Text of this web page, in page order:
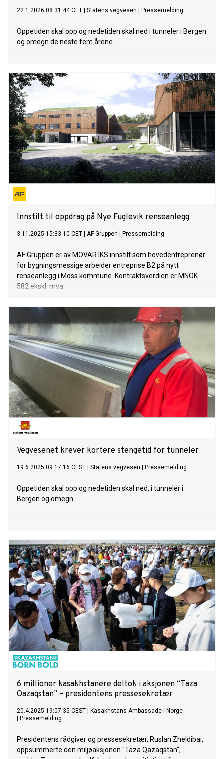
22.1.2026 08:31:44 CET Statens vegvesen Pressemelding
Oppetiden skal opp og nedetiden skal ned i tunneler i Bergen
og omegn de neste fem årene.
Innstilt til oppdrag på Nye Fuglevik renseanlegg
3.11.2025 15:33:10 CET AF Gruppen Pressemelding
AF Gruppen er av MOVAR IKS innstilt som hovedentreprenør
for bygningsmessige arbeider entreprise B2 på nytt
renseanlegg i Moss kommune. Kontraktsverdien er MNOK
582 ekskl. mva.
Vegvesenet krever kortere stengetid for tunneler
19.6.2025 09:17:16 CEST Statens vegvesen Pressemelding
Oppetiden skal opp og nedetiden skal ned, i tunneler i
Bergen og omegn.
6 millioner kasakhstanere deltok i aksjonen “Taza
Qazaqstan” – presidentens pressesekretær
20.4.2025 19:07:35 CEST
Kasakhstans Ambassade i Norge
Pressemelding
Presidentens rådgiver og pressesekretær, Ruslan Zheldibai,
oppsummerte den miljøaksjonen "Taza Qazaqstan",